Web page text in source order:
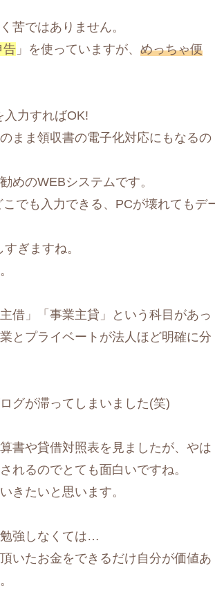
苦ではありません。
告 」を使っていますが、 めっちゃ便
入力すればOK!
まま領収書の電子化対応にもなるの
めのWEBシステムです。
でも入力できる、PCが壊れてもデ
ぎますね。
借」「事業主貸」という科目があっ
とプライベートが法人ほど明確に分
グが滞ってしまいました(笑)
書や貸借対照表を見ましたが、やは
れるのでとても面白いですね。
きたいと思います。
強しなくては…
いたお金をできるだけ自分が価値あ